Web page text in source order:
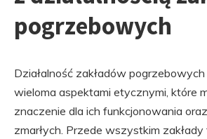
pogrzebowych
Działalność zakładów
wieloma aspektami etycznymi, które
znaczenie dla ich funkcjonowania
zmarłych. Przede wszystkim